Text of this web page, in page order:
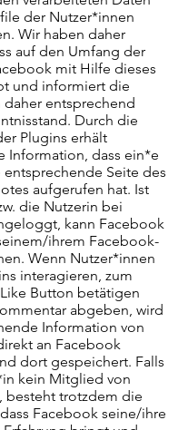
der Nutzer*innen
Wir haben daher
auf den Umfang der
mit Hilfe dieses
und informiert die
daher entsprechend
Durch die
Plugins erhält
Information, dass ein*e
Seite des
aufgerufen hat. Ist
die Nutzerin bei
kann Facebook
ihrem Facebook-
Wenn Nutzer*innen
interagieren, zum
Button betätigen
abgeben, wird
Information von
an Facebook
dort gespeichert. Falls
kein Mitglied von
besteht trotzdem die
Facebook seine/ihre